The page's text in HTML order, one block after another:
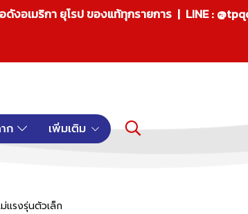
งอเมริกา ยุโรป ของแท้ทุกรายการ | LINE :
ก เพิ่มเติม
แรงรุ่นตัวเล็ก